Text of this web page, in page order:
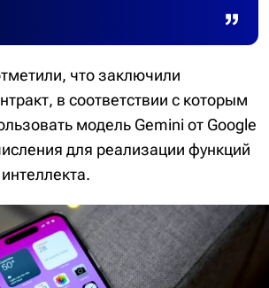
что заключили
в соответствии с которым
модель Gemini от Google
для реализации функций